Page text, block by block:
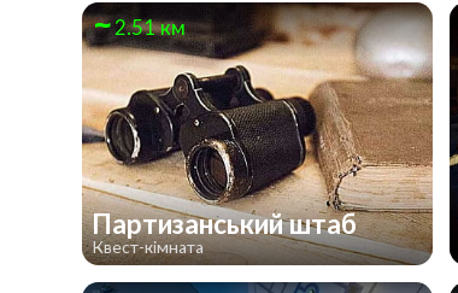
2.51 км
Партизанський штаб
Квест-кімната